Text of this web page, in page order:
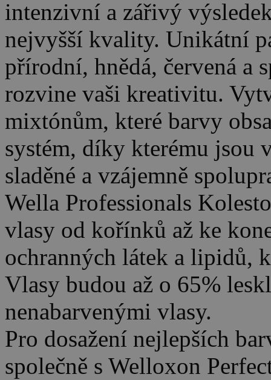
intenzivní a zářivý
nejvyšší kvality. Unikátní
přírodní, hnědá, červená a
rozvine vaši kreativitu.
mixtónům, které barvy
systém, díky kterému jsou
sladěné a vzájemně
Wella Professionals
vlasy od kořínků až ke
ochranných látek a lipidů,
Vlasy budou až o 65%
nenabarvenými vlasy.
Pro dosažení nejlepších
společně s Welloxon